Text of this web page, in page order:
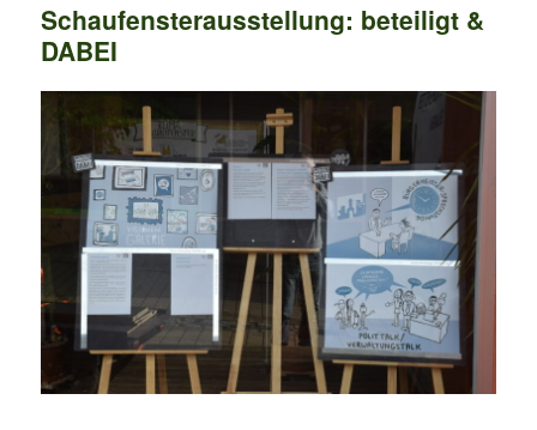
Schaufensterausstellung: beteiligt &
DABEI